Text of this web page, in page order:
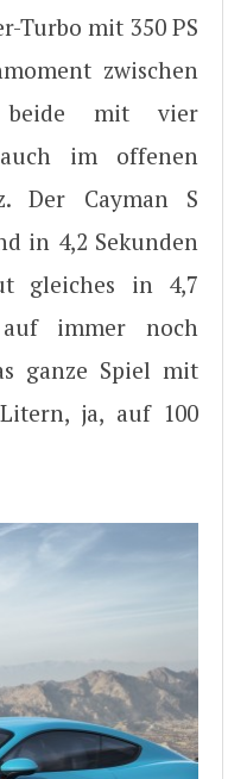
Turbo mit 350 PS
zwischen
beide mit vier
im offenen
Der Cayman S
in 4,2 Sekunden
gleiches in 4,7
immer noch
ganze Spiel mit
ja, auf 100